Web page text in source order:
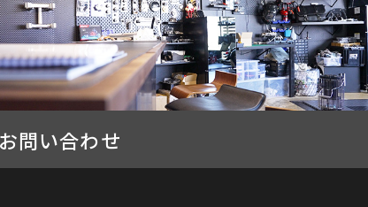
お問い合わせ